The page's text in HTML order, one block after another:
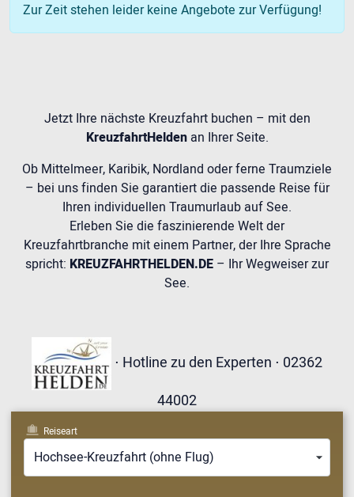
Zur Zeit stehen leider keine Angebote zur Verfügung!
Jetzt Ihre nächste Kreuzfahrt buchen – mit den
KreuzfahrtHelden an Ihrer Seite.
Ob Mittelmeer, Karibik, Nordland oder ferne Traumziele
– bei uns finden Sie garantiert die passende Reise für
Ihren individuellen Traumurlaub auf See.
Erleben Sie die faszinierende Welt der
Kreuzfahrtbranche mit einem Partner, der Ihre Sprache
spricht: KREUZFAHRTHELDEN.DE – Ihr Wegweiser zur
See.
⋅ Hotline zu den Experten ⋅ 02362
44002
Reiseart
Hochsee-Kreuzfahrt (ohne Flug)